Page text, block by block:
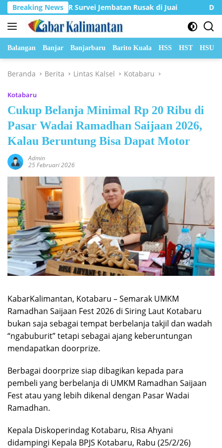
Langsung
ke
konten
Breaking News
PUPR Survei Jembatan Rusak di Juai DPRD
Balangan Banjar Banjarbaru Barito Kuala HSS HST HSU
Beranda Berita Lintas Kalsel Kotabaru
Kotabaru
Cukup Belanja Minimal Rp 20 Ribu di
Pasar Wadai Ramadhan Saijaan 2026,
Kalau Beruntung Bisa Dapat Motor
Admin
25 Februari 2026
KabarKalimantan, Kotabaru – Semarak UMKM
Ramadhan Saijaan Fest 2026 di Siring Laut Kotabaru
bukan saja sebagai tempat berbelanja takjil dan wadah
“ngabuburit” tetapi sebagai ajang keberuntungan
mendapatkan doorprize.
Berbagai doorprize siap dibagikan kepada para
pembeli yang berbelanja di UMKM Ramadhan Saijaan
Fest atau yang lebih dikenal dengan Pasar Wadai
Ramadhan.
Kepala Diskoperindag Kotabaru, Risa Ahyani
didampingi Kepala BPJS Kotabaru, Rabu (25/2/26)